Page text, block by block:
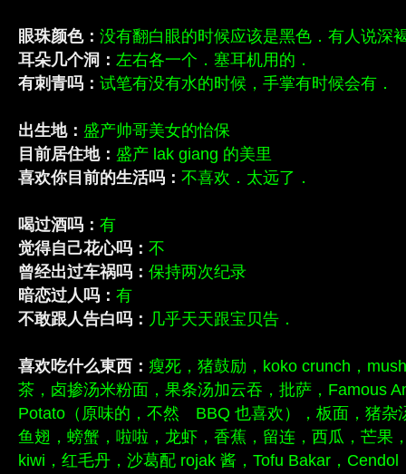
眼珠颜色： 没有翻白眼的时候应该是黑色．有人说深
耳朵几个洞： 左右各一个．塞耳机用的．
有刺青吗： 试笔有没有水的时候，手掌有时候会有．
出生地： 盛产帅哥美女的怡保
目前居住地： 盛产 lak giang 的美里
喜欢你目前的生活吗： 不喜欢．太远了．
喝过酒吗： 有
觉得自己花心吗： 不
曾经出过车祸吗： 保持两次纪录
暗恋过人吗： 有
不敢跟人告白吗： 几乎天天跟宝贝告．
喜欢吃什么東西： 瘦死，猪鼓励，koko crunch，
茶，卤掺汤米粉面，果条汤加云吞，批萨，Famous
Potato（原味的，不然 BBQ 也喜欢），板面，猪杂
鱼翅，螃蟹，啦啦，龙虾，香蕉，留连，西瓜，芒果
kiwi，红毛丹，沙葛配 rojak 酱，Tofu Bakar，